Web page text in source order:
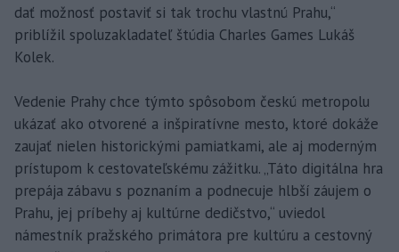
dať možnosť postaviť si tak trochu vlastnú Prahu,“
priblížil spoluzakladateľ štúdia Charles Games Lukáš
Kolek.
Vedenie Prahy chce týmto spôsobom českú metropolu
ukázať ako otvorené a inšpiratívne mesto, ktoré dokáže
zaujať nielen historickými pamiatkami, ale aj moderným
prístupom k cestovateľskému zážitku. „Táto digitálna hra
prepája zábavu s poznaním a podnecuje hlbší záujem o
Prahu, jej príbehy aj kultúrne dedičstvo,“ uviedol
námestník pražského primátora pre kultúru a cestovný